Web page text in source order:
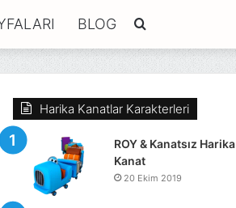
BLOG Arama
yap
...
Harika Kanatlar Karakterleri
ROY & Kanatsız Harika
Kanat
20 Ekim 2019